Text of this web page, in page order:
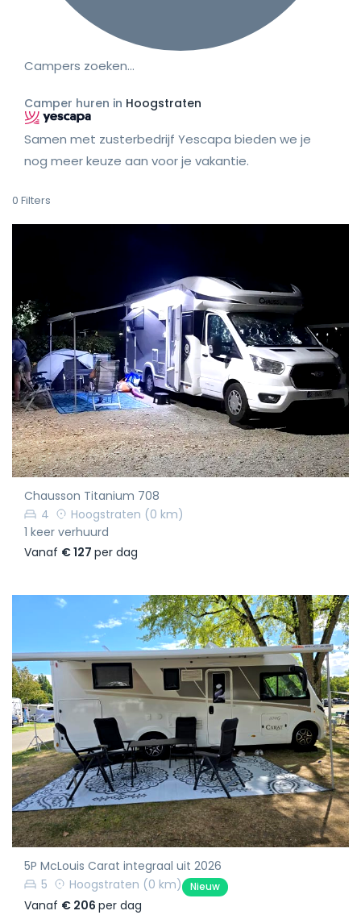
Campers zoeken…
Camper huren in Hoogstraten
Samen met zusterbedrijf Yescapa bieden we je
nog meer keuze aan voor je vakantie.
0 Filters
Chausson Titanium 708
4
Hoogstraten (0 km)
1 keer verhuurd
Vanaf € 127 per dag
5P McLouis Carat integraal uit 2026
5
Hoogstraten (0 km) Nieuw
Vanaf € 206 per dag